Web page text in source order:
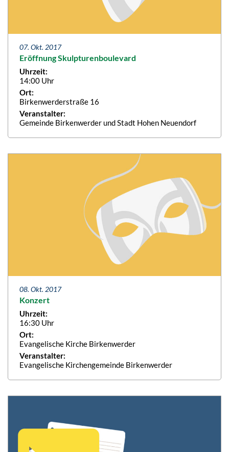
07. Okt. 2017
Eröffnung Skulpturenboulevard
Uhrzeit:
14:00 Uhr
Ort:
Birkenwerderstraße 16
Veranstalter:
Gemeinde Birkenwerder und Stadt Hohen Neuendorf
08. Okt. 2017
Konzert
Uhrzeit:
16:30 Uhr
Ort:
Evangelische Kirche Birkenwerder
Veranstalter:
Evangelische Kirchengemeinde Birkenwerder